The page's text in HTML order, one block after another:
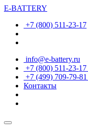
E-BATTERY
+7 (800) 511-23-17
info@e-battery.ru
+7 (800) 511-23-17
+7 (499) 709-79-81
Контакты